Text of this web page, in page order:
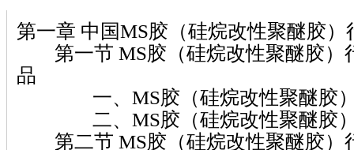
第一章 中国MS胶（硅烷改性聚醚胶）
第一节 MS胶（硅烷改性聚醚胶）
品
一、MS胶（硅烷改性聚醚胶）
二、MS胶（硅烷改性聚醚胶）
第二节 MS胶（硅烷改性聚醚胶）